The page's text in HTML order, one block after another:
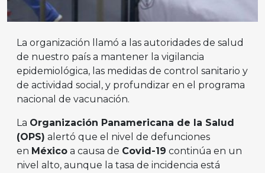
La organización llamó a las autoridades de salud
de nuestro país a mantener la vigilancia
epidemiológica, las medidas de control sanitario y
de actividad social, y profundizar en el programa
nacional de vacunación.
La Organización Panamericana de la Salud
(OPS) alertó que el nivel de defunciones
en México a causa de Covid-19 continúa en un
nivel alto, aunque la tasa de incidencia está